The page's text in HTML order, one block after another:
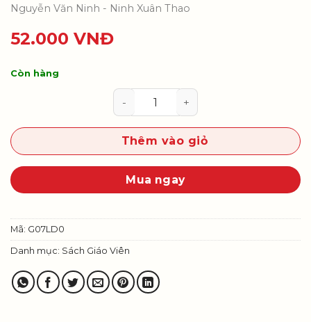
Nguyễn Văn Ninh - Ninh Xuân Thao
52.000 VNĐ
Còn hàng
Lịch sử và Địa lí 7 - Sách giáo
Thêm vào giỏ
Mua ngay
Mã: G07LD0
Danh mục: Sách Giáo Viên